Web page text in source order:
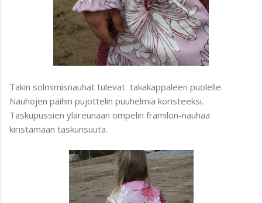
Takin solmimisnauhat tulevat takakappaleen puolelle.
Nauhojen päihin pujottelin puuhelmiä koristeeksi.
Taskupussien yläreunaan ompelin framilon-nauhaa
kiristämään taskunsuuta.